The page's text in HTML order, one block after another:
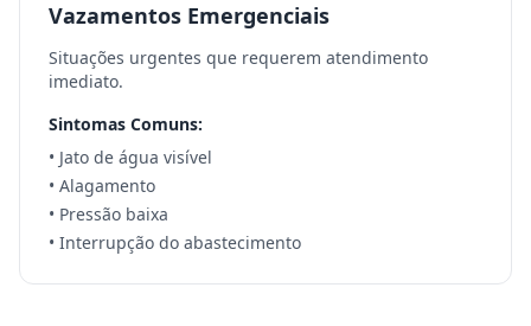
Vazamentos Emergenciais
Situações urgentes que requerem atendimento
imediato.
Sintomas Comuns:
• Jato de água visível
• Alagamento
• Pressão baixa
• Interrupção do abastecimento